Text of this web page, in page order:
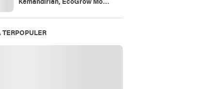
Kemandirian, EcoGrow Mom
Karangan
TERPOPULER